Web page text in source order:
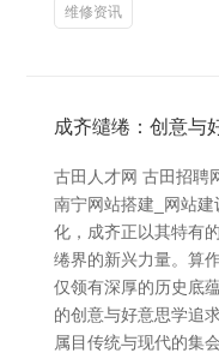
维修资讯
成齐缱绻：创意与
古田人才网 古田招聘
南宁网站搭建_网站
化，成齐正以其特有
绻界的新兴力量。算
仅领有深厚的历史底
的创意与好意思学追
属目传统与现代的集